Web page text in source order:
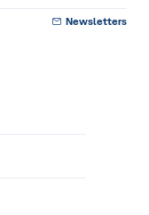
Newsletters